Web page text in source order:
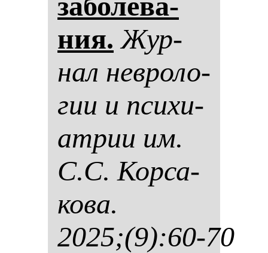
ния. Жур­
нал нев­ро­ло­
гии и пси­хи­
ат­рии им.
С.С. Кор­са­
ко­ва.
2025;(9):60-70